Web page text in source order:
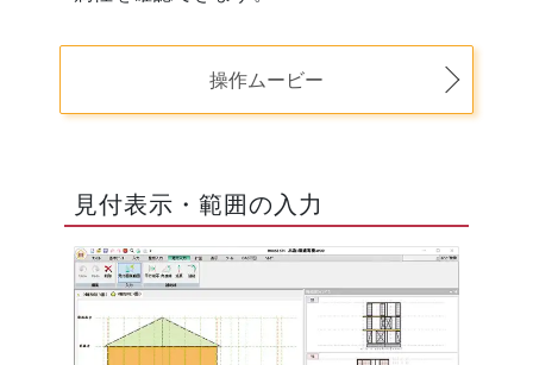
操作ムービー
見付表示・範囲の入力